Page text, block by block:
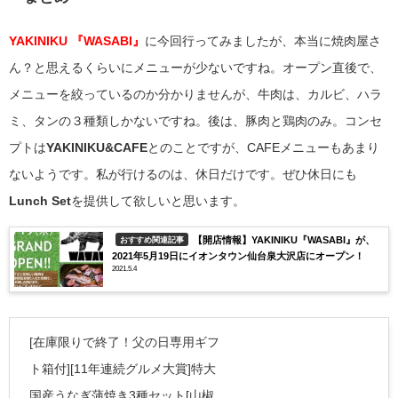
YAKINIKU 『WASABI』 に今回行ってみましたが、本当に焼肉屋さ
ん？と思えるくらいにメニューが少ないですね。オープン直後で、
メニューを絞っているのか分かりませんが、牛肉は、カルビ、ハラ
ミ、タンの３種類しかないですね。後は、豚肉と鶏肉のみ。コンセ
プトはYAKINIKU&CAFEとのことですが、CAFEメニューもあまり
ないようです。私が行けるのは、休日だけです。ぜひ休日にも
Lunch Setを提供して欲しいと思います。
おすすめ関連記事
【開店情報】YAKINIKU『WASABI』が、
2021年5月19日にイオンタウン仙台泉大沢店にオープン！
2021.5.4
[在庫限りで終了！父の日専用ギフ
ト箱付][11年連続グルメ大賞]特大
国産うなぎ蒲焼き3種セット[山椒